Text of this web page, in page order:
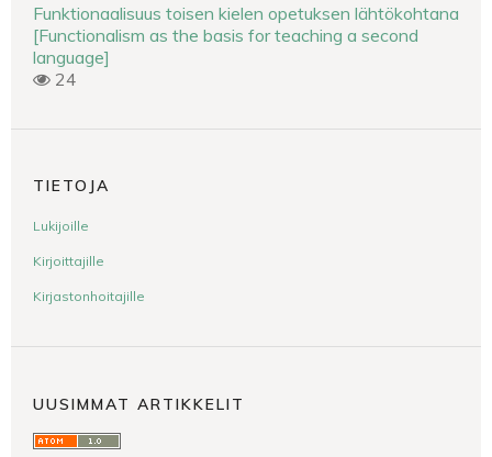
Funktionaalisuus toisen kielen opetuksen lähtökohtana
[Functionalism as the basis for teaching a second
language]
24
TIETOJA
Lukijoille
Kirjoittajille
Kirjastonhoitajille
UUSIMMAT ARTIKKELIT